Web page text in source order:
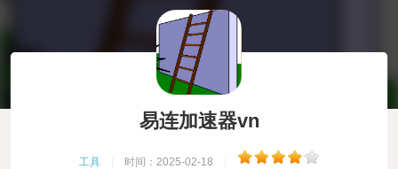
易连加速器vn
工具 时间：2025-02-18